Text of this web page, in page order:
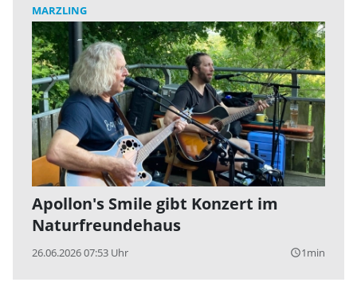
MARZLING
Apollon's Smile gibt Konzert im
Naturfreundehaus
26.06.2026 07:53 Uhr query_builder1min